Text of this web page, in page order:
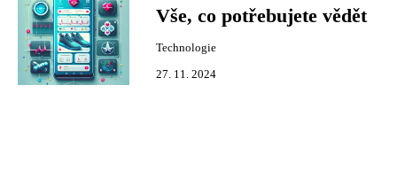
Vše, co potřebujete vědět
Technologie
27. 11. 2024